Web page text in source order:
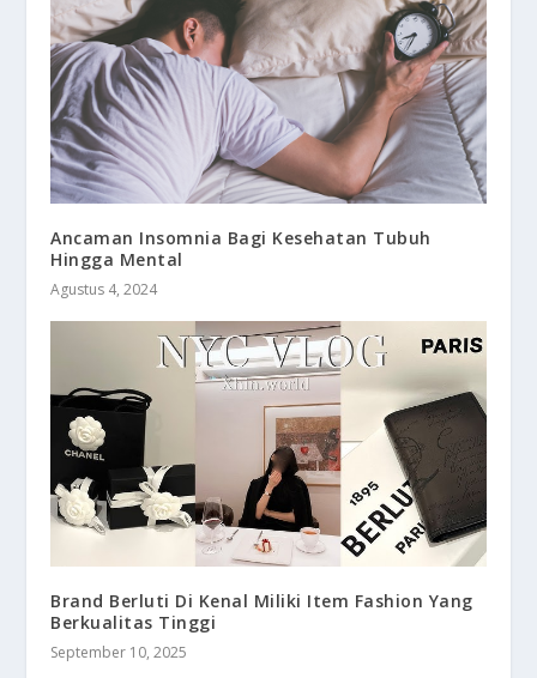
Ancaman Insomnia Bagi Kesehatan Tubuh
Hingga Mental
Agustus 4, 2024
Brand Berluti Di Kenal Miliki Item Fashion Yang
Berkualitas Tinggi
September 10, 2025